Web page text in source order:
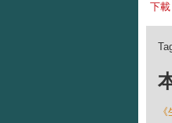
下載